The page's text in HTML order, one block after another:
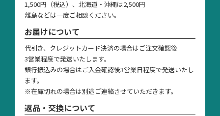
1,500円（税込）、北海道・沖縄は2,500円
離島などは一度ご相談ください。
お届けについて
代引き、クレジットカード決済の場合はご注文確認後
3営業程度で発送いたします。
銀行振込みの場合はご入金確認後3営業日程度で発送いたし
ます。
※在庫切れの場合は別途ご連絡させていただきます。
返品・交換について